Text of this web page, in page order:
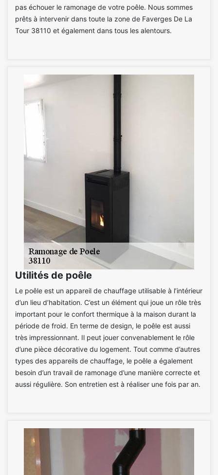
pas échouer le ramonage de votre poêle. Nous sommes
prêts à intervenir dans toute la zone de Faverges De La
Tour 38110 et également dans tous les alentours.
Utilités de poêle
Le poêle est un appareil de chauffage utilisable à l’intérieur
d’un lieu d’habitation. C’est un élément qui joue un rôle très
important pour le confort thermique à la maison durant la
période de froid. En terme de design, le poêle est aussi
très impressionnant. Il peut jouer convenablement le rôle
d’une pièce décorative du logement. Tout comme d’autres
types des appareils de chauffage, le poêle a également
besoin d’un travail de ramonage d’une manière correcte et
aussi régulière. Son entretien est à réaliser une fois par an.